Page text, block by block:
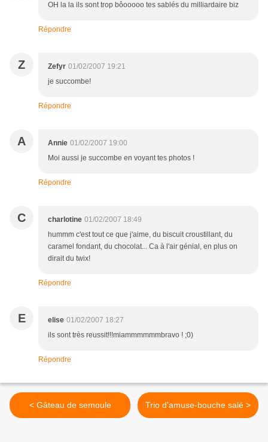
OH la la ils sont trop bôooooo tes sablés du milliardaire biz
Répondre
Z Zefyr 01/02/2007 19:21
je succombe!
Répondre
A Annie 01/02/2007 19:00
Moi aussi je succombe en voyant tes photos !
Répondre
C charlotine 01/02/2007 18:49
hummm c'est tout ce que j'aime, du biscuit croustillant, du
caramel fondant, du chocolat... Ca à l'air génial, en plus on
dirait du twix!
Répondre
E elise 01/02/2007 18:27
ils sont très reussit!!!miammmmmmbravo ! ;0)
Répondre
< Gâteau de semoule Trio d'amuse-bouche salé >